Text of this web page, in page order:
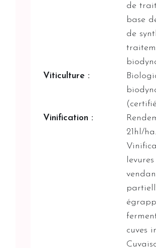
de
base
de
Viticulture :
Vinification :
21hl/ha.
cuves